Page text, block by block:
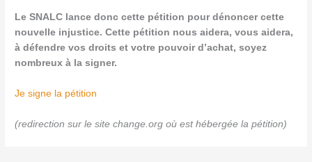
Le SNALC lance donc cette pétition pour dénoncer cette
nouvelle injustice. Cette pétition nous aidera, vous aidera,
à défendre vos droits et votre pouvoir d’achat, soyez
nombreux à la signer.
Je signe la pétition
(redirection sur le site change.org où est hébergée la pétition)